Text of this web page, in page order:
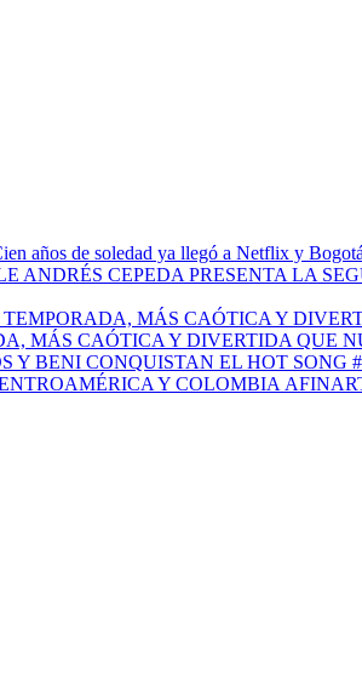
años de soledad ya llegó a Netflix y
ANDRÉS CEPEDA PRESENTA LA
MÁS CAÓTICA Y DIVERTIDA QUE
Y BENI CONQUISTAN EL HOT SONG